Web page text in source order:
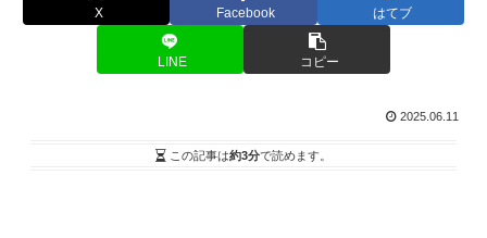
X Facebook はてブ
LINE コピー
2025.06.11
この記事は約3分で読めます。